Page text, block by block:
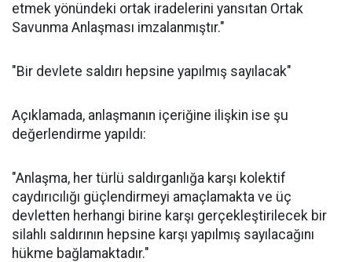
etmek yönündeki ortak iradelerini yansıtan Ortak
Savunma Anlaşması imzalanmıştır."
"Bir devlete saldırı hepsine yapılmış sayılacak"
Açıklamada, anlaşmanın içeriğine ilişkin ise şu
değerlendirme yapıldı:
"Anlaşma, her türlü saldırganlığa karşı kolektif
caydırıcılığı güçlendirmeyi amaçlamakta ve üç
devletten herhangi birine karşı gerçekleştirilecek bir
silahlı saldırının hepsine karşı yapılmış sayılacağını
hükme bağlamaktadır."